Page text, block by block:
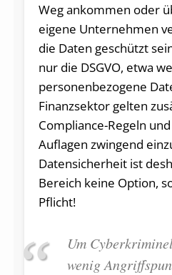
Weg ankommen oder
eigene Unternehmen
die Daten geschützt
nur die DSGVO, etwa
personenbezogene
Finanzsektor gelten
Compliance-Regeln
Auflagen zwingend
Datensicherheit ist
Bereich keine Option,
Pflicht!
Um
wenig